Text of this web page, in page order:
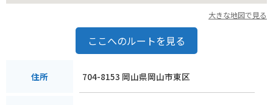
大きな地図で見る
ここへのルートを見る
住所 704-8153 岡山県岡山市東区